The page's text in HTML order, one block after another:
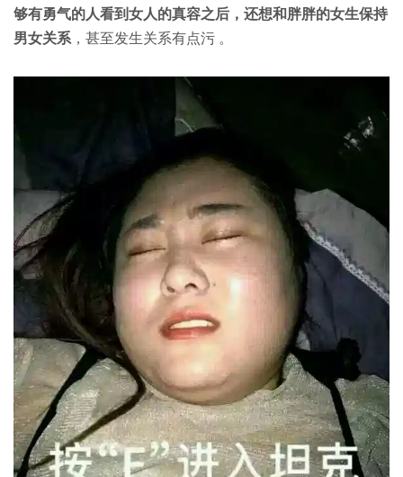
够有勇气的人看到女人的真容之后，还想和胖胖的女生保持
男女关系，甚至发生关系有点污 。